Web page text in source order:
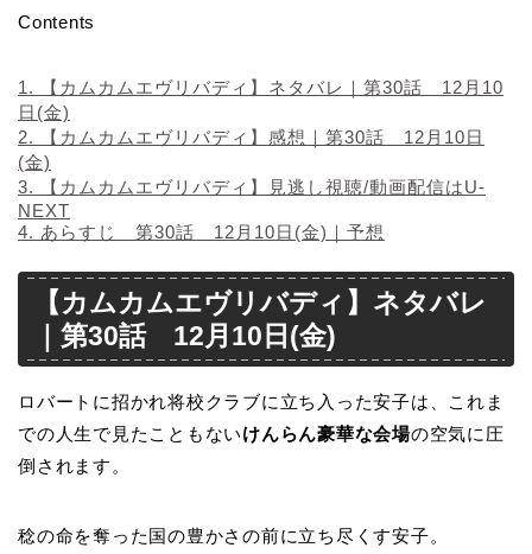
Contents
1.
【カムカムエヴリバディ】ネタバレ｜第30話 12月10
日(金)
2.
【カムカムエヴリバディ】感想｜第30話 12月10日
(金)
3.
【カムカムエヴリバディ】見逃し視聴/動画配信はU-
NEXT
4. あらすじ 第30話 12月10日(金)｜予想
【カムカムエヴリバディ】ネタバレ
｜第30話 12月10日(金)
ロバートに招かれ将校クラブに立ち入った安子は、これま
での人生で見たこともないけんらん豪華な会場の空気に圧
倒されます。
稔の命を奪った国の豊かさの前に立ち尽くす安子。